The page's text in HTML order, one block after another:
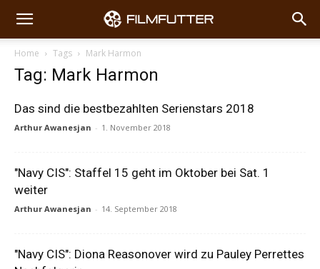
Home Tags Mark Harmon
Tag: Mark Harmon
Das sind die bestbezahlten Serienstars 2018
Arthur Awanesjan - 1. November 2018
"Navy CIS": Staffel 15 geht im Oktober bei Sat. 1
weiter
Arthur Awanesjan - 14. September 2018
"Navy CIS": Diona Reasonover wird zu Pauley Perrettes